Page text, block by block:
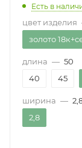
Есть в
цвет изделия
золото
длина — 50
40
45
ширина —
2,8